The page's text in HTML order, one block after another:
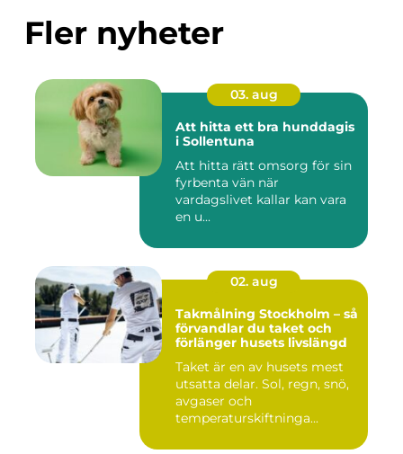
Fler nyheter
03. aug
Att hitta ett bra hunddagis
i Sollentuna
Att hitta rätt omsorg för sin
fyrbenta vän när
vardagslivet kallar kan vara
en u...
02. aug
Takmålning Stockholm – så
förvandlar du taket och
förlänger husets livslängd
Taket är en av husets mest
utsatta delar. Sol, regn, snö,
avgaser och
temperaturskiftninga...